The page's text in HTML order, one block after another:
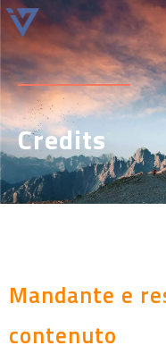
Credits
Mandante e
contenuto